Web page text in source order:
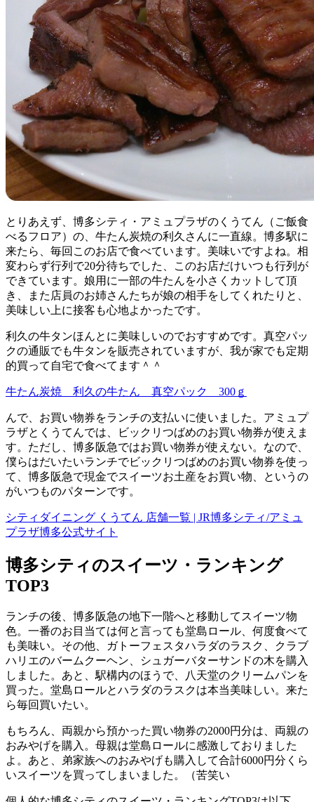
とりあえず、博多シティ・アミュプラザのくうてん（ご飯食
べるフロア）の、牛たん炭焼の利久さんに一直線。博多駅に
来たら、毎回このお店で食べています。美味いですよね。相
変わらず行列で20分待ちでした、このお店だけいつも行列が
できています。娘用に一部の牛たんを小さくカットして頂
き、また店員のお姉さんたちが娘の相手をしてくれたりと、
美味しい上に接客も心地よかったです。
利久の牛タンほんとに美味しいのでおすすめです。真空パッ
クの通販でも牛タンを販売されていますが、我が家でも定期
的買って自宅で食べてます＾＾
牛たん炭焼 利久の牛たん 真空パック 300ｇ
んで、お買い物券をランチの支払いに使いました。アミュプ
ラザとくうてんでは、ビックリつばめのお買い物券が使えま
す。ただし、博多阪急ではお買い物券が使えない。なので、
僕らはだいたいランチでビックリつばめのお買い物券を使っ
て、博多阪急で現金でスイーツお土産をお買い物、というの
がいつものパターンです。
シティダイニング くうてん 店舗一覧 | JR博多シティ/アミュ
プラザ博多公式サイト
博多シティのスイーツ・ランキング
TOP3
ランチの後、博多阪急の地下一階へと移動してスイーツ物
色。一番のお目当ては何と言っても堂島ロール、何度食べて
も美味い。その他、ガトーフェスタハラダのラスク、クラブ
ハリエのバームクーヘン、シュガーバターサンドの木を購入
しました。あと、駅構内のほうで、八天堂のクリームパンを
買った。堂島ロールとハラダのラスクは本当美味しい。来た
ら毎回買いたい。
もちろん、両親から預かった買い物券の2000円分は、両親の
おみやげを購入。母親は堂島ロールに感激しておりました
よ。あと、弟家族へのおみやげも購入して合計6000円分くら
いスイーツを買ってしまいました。（苦笑い